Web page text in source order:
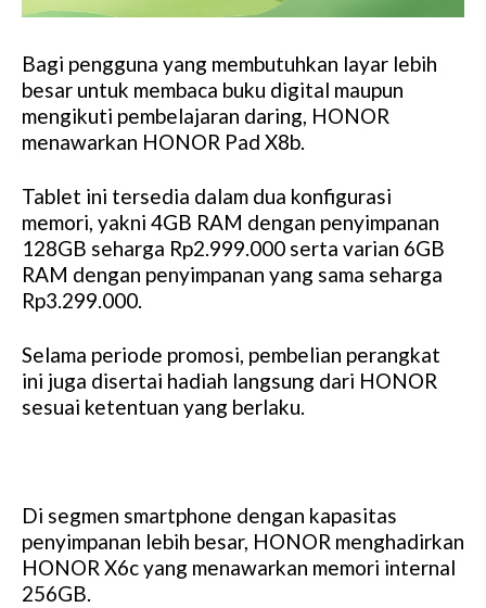
Bagi pengguna yang membutuhkan layar lebih
besar untuk membaca buku digital maupun
mengikuti pembelajaran daring, HONOR
menawarkan HONOR Pad X8b.
Tablet ini tersedia dalam dua konfigurasi
memori, yakni 4GB RAM dengan penyimpanan
128GB seharga Rp2.999.000 serta varian 6GB
RAM dengan penyimpanan yang sama seharga
Rp3.299.000.
Selama periode promosi, pembelian perangkat
ini juga disertai hadiah langsung dari HONOR
sesuai ketentuan yang berlaku.
Di segmen smartphone dengan kapasitas
penyimpanan lebih besar, HONOR menghadirkan
HONOR X6c yang menawarkan memori internal
256GB.